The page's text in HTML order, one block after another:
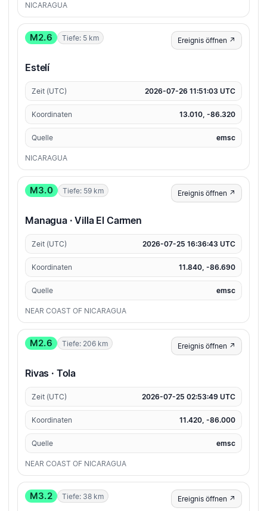
NICARAGUA
M2.6 Tiefe: 5 km Ereignis öffnen ↗
Estelí
Zeit (UTC) 2026-07-26 11:51:03 UTC
Koordinaten 13.010, -86.320
Quelle emsc
NICARAGUA
M3.0 Tiefe: 59 km Ereignis öffnen ↗
Managua · Villa El Carmen
Zeit (UTC) 2026-07-25 16:36:43 UTC
Koordinaten 11.840, -86.690
Quelle emsc
NEAR COAST OF NICARAGUA
M2.6 Tiefe: 206 km Ereignis öffnen ↗
Rivas · Tola
Zeit (UTC) 2026-07-25 02:53:49 UTC
Koordinaten 11.420, -86.000
Quelle emsc
NEAR COAST OF NICARAGUA
M3.2 Tiefe: 38 km Ereignis öffnen ↗